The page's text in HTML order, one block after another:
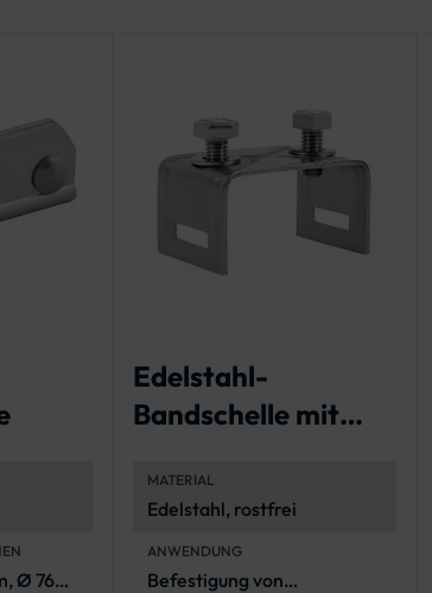
Ø 76
Edelstahl-
Bandschelle mit
MATERIAL
Edelstahl, rostfrei
ANWENDUNG
Befestigung von